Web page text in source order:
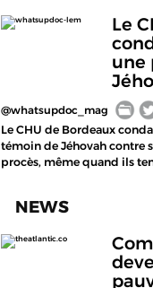
whatsupdoc-lem
Le
une
@whatsupdoc_mag
Le CHU de Bordeaux
témoin de Jéhovah contre
procès, même quand ils
NEWS
theatlantic.co